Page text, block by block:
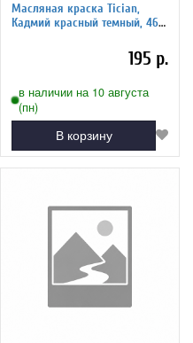
Масляная краска Tician,
Кадмий красный темный, 46
195 р.
в наличии на 10 августа
(пн)
В корзину